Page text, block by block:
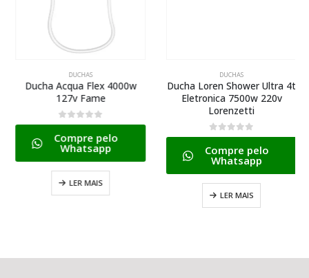
DUCHAS
Ducha Acqua Flex 4000w
127v Fame
0de 5
Compre pelo
Whatsapp
LER MAIS
DUCHAS
Ducha Loren Shower Ultra 4t
Eletronica 7500w 220v
Lorenzetti
0de 5
Compre pelo
Whatsapp
LER MAIS